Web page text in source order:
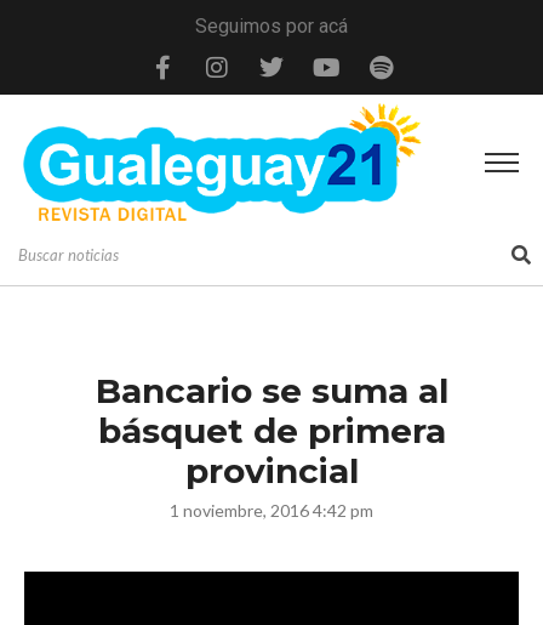
Seguimos por acá
Bancario se suma al
básquet de primera
provincial
1 noviembre, 2016 4:42 pm